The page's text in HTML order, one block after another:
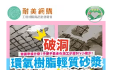
加入
願望
清單